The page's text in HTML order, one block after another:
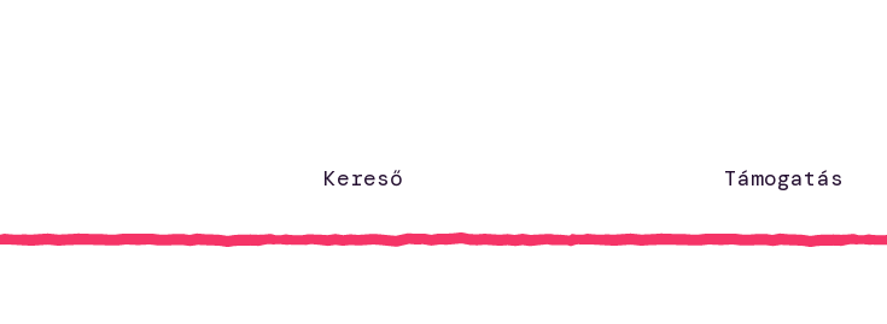
Kereső Támogatás